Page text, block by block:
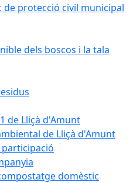
de protecció civil municipal
dels boscos i la tala
de Lliçà d'Amunt
de Lliçà d'Amunt
domèstic